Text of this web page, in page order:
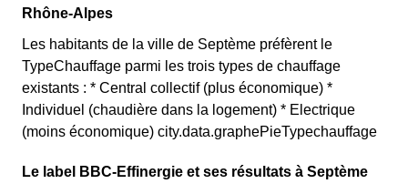
Rhône-Alpes
Les habitants de la ville de Septème préfèrent le
TypeChauffage parmi les trois types de chauffage
existants : * Central collectif (plus économique) *
Individuel (chaudière dans la logement) * Electrique
(moins économique) city.data.graphePieTypechauffage
Le label BBC-Effinergie et ses résultats à Septème